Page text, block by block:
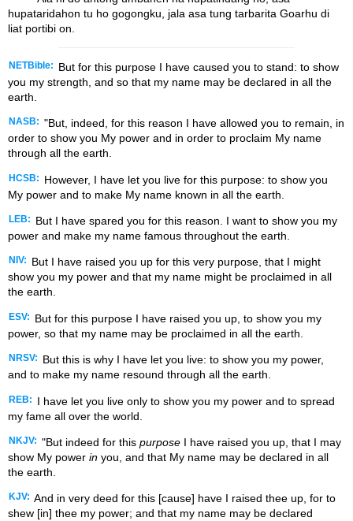
hupataridahon tu ho gogongku, jala asa tung tarbarita Goarhu di
liat portibi on.
NETBible:
But for this purpose I have caused you to stand: to show
you my strength, and so that my name may be declared in all the
earth.
NASB: "But, indeed, for this reason I have allowed you to remain, in
order to show you My power and in order to proclaim My name
through all the earth.
HCSB:
However, I have let you live for this purpose: to show you
My power and to make My name known in all the earth.
LEB:
But I have spared you for this reason. I want to show you my
power and make my name famous throughout the earth.
NIV:
But I have raised you up for this very purpose, that I might
show you my power and that my name might be proclaimed in all
the earth.
ESV:
But for this purpose I have raised you up, to show you my
power, so that my name may be proclaimed in all the earth.
NRSV:
But this is why I have let you live: to show you my power,
and to make my name resound through all the earth.
REB:
I have let you live only to show you my power and to spread
my fame all over the world.
NKJV: "But indeed for this purpose I have raised you up, that I may
show My power in you, and that My name may be declared in all
the earth.
KJV: And in very deed for this [cause] have I raised thee up, for to
shew [in] thee my power; and that my name may be declared